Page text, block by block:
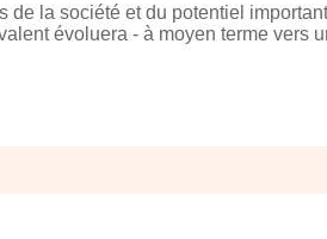
la société et du potentiel
évoluera - à moyen terme vers